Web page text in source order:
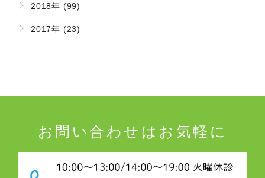
2018年 (99)
2017年 (23)
お問い合わせはお気軽に